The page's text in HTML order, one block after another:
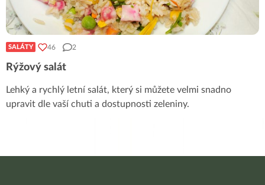
SALÁTY 46 2
Rýžový salát
Lehký a rychlý letní salát, který si můžete velmi snadno
upravit dle vaší chuti a dostupnosti zeleniny.